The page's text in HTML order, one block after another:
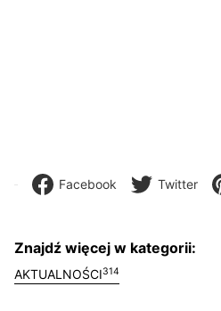
Facebook Twitter
Znajdź więcej w kategorii:
AKTUALNOŚCI314